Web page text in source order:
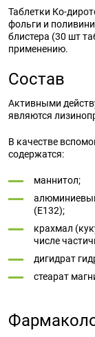
Таблетки Ко-
фольги и
блистера (30 шт
применению.
Состав
Активными
являются
В качестве
содержатся:
маннитол;
(Е132);
крахмал
числе
дигидрат
стеарат